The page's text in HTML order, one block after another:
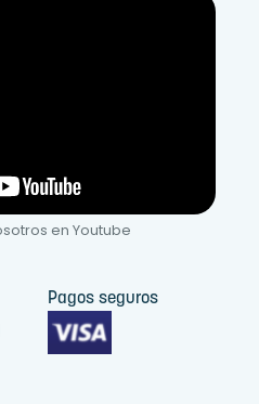
en Youtube
Pagos seguros